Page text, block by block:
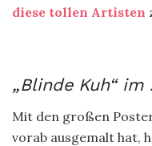
diese tollen Artisten
„Blinde Kuh“ im
Mit den großen
vorab ausgemalt hat,